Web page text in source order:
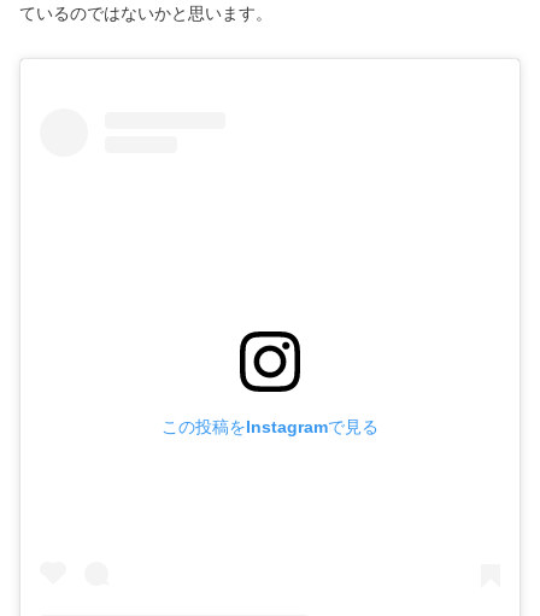
ているのではないかと思います。
この投稿をInstagramで見る